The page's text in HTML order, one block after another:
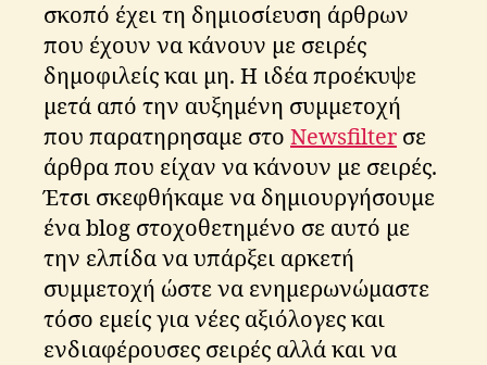
σκοπό έχει τη δημιοσίευση άρθρων
που έχουν να κάνουν με σειρές
δημοφιλείς και μη. Η ιδέα προέκυψε
μετά από την αυξημένη συμμετοχή
που παρατηρησαμε στο Newsfilter σε
άρθρα που είχαν να κάνουν με σειρές.
Έτσι σκεφθήκαμε να δημιουργήσουμε
ένα blog στοχοθετημένο σε αυτό με
την ελπίδα να υπάρξει αρκετή
συμμετοχή ώστε να ενημερωνώμαστε
τόσο εμείς για νέες αξιόλογες και
ενδιαφέρουσες σειρές αλλά και να